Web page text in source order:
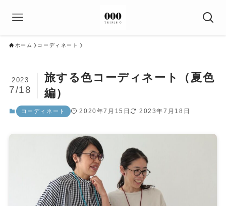
ホーム コーディネート
旅する色コーディネート（夏色
編）
2023
7/18
コーディネート 2020年7月15日 2023年7月18日